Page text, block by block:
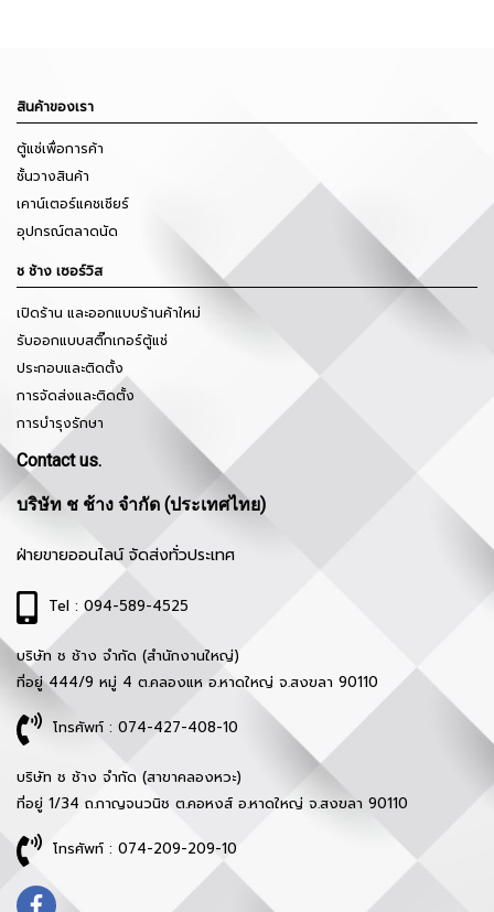
สินค้าของเรา
ตู้แช่เพื่อการค้า
ชั้นวางสินค้า
เคาน์เตอร์แคชเชียร์
อุปกรณ์ตลาดนัด
ช ช้าง เซอร์วิส
เปิดร้าน และออกแบบร้านค้าใหม่
รับออกแบบสติ๊กเกอร์ตู้แช่
ประกอบและติดตั้ง
การจัดส่งและติดตั้ง
การบำรุงรักษา
Contact us.
บริษัท ช ช้าง จำกัด (ประเทศไทย)
ฝ่ายขายออนไลน์ จัดส่งทั่วประเทศ
Tel : 094-589-4525
บริษัท ช ช้าง จำกัด (สำนักงานใหญ่)
ที่อยู่ 444/9 หมู่ 4 ต.คลองแห อ.หาดใหญ่ จ.สงขลา 90110
โทรศัพท์ : 074-427-408-10
บริษัท ช ช้าง จำกัด (สาขาคลองหวะ)
ที่อยู่ 1/34 ถ.กาญจนวนิช ต.คอหงส์ อ.หาดใหญ่ จ.สงขลา 90110
โทรศัพท์ : 074-209-209-10